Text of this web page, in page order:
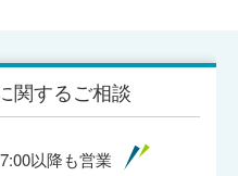
関するご相談
以降も営業